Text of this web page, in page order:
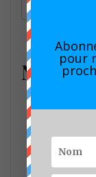
pour